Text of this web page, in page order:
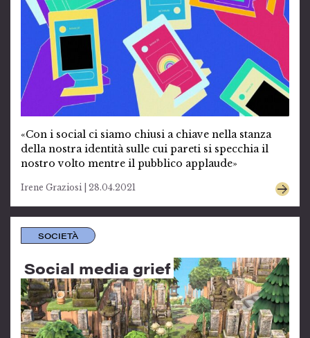
«Con i social ci siamo chiusi a chiave nella stanza
della nostra identità sulle cui pareti si specchia il
nostro volto mentre il pubblico applaude»
Irene Graziosi | 28.04.2021
SOCIETÀ
Social media grief